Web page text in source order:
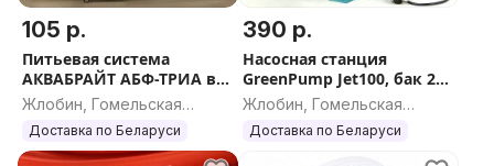
105 р.
Питьевая система
АКВАБРАЙТ АБФ-ТРИА в
ассортименте
Жлобин, Гомельская
область
Доставка по Беларуси
390 р.
Насосная станция
GreenPump Jet100, бак 24
л
Жлобин, Гомельская
область
Доставка по Беларуси